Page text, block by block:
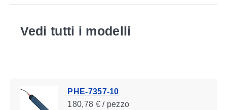
Vedi tutti i modelli
PHE-7357-10
180,78 € / pezzo